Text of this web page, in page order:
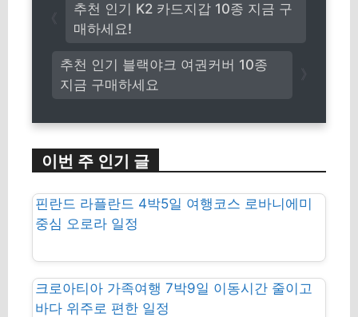
추천 인기 블랙야크 여권커버 10종
지금 구매하세요
추천 인기 K2 카드지갑 10종 지금 구
매하세요!
이번 주 인기 글
핀란드 라플란드 4박5일 여행코스 로바니에미
중심 오로라 일정
크로아티아 가족여행 7박9일 이동시간 줄이고
바다 위주로 편한 일정